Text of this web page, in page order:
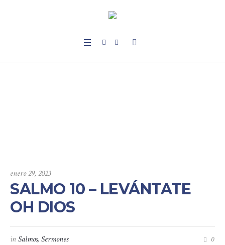
enero 29, 2023
SALMO 10 – LEVÁNTATE
OH DIOS
inSalmos,Sermones 0